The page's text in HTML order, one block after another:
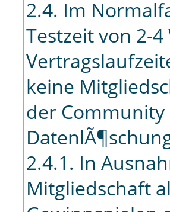
2.4. Im
Testzeit von 2-
keine
der
2.4.1. In
Mitgliedschaft